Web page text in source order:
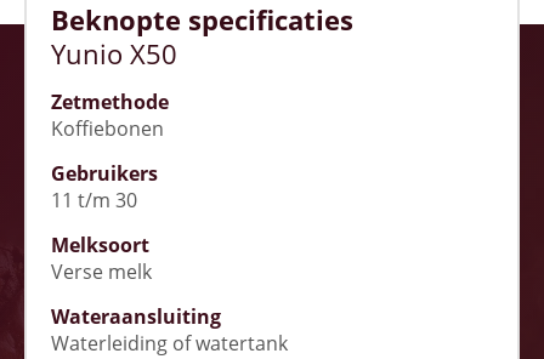
Beknopte specificaties
Yunio X50
Zetmethode
Koffiebonen
Gebruikers
11 t/m 30
Melksoort
Verse melk
Wateraansluiting
Waterleiding of watertank